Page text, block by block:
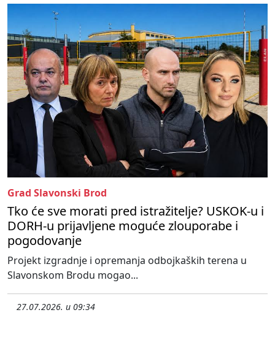
Grad Slavonski Brod
Tko će sve morati pred istražitelje? USKOK-u i
DORH-u prijavljene moguće zlouporabe i
pogodovanje
Projekt izgradnje i opremanja odbojkaških terena u
Slavonskom Brodu mogao...
27.07.2026. u 09:34